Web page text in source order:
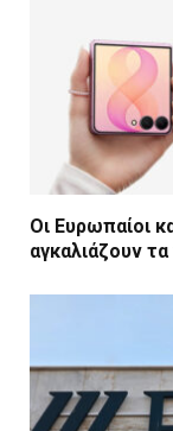
Οι Ευρωπαίοι
αγκαλιάζουν